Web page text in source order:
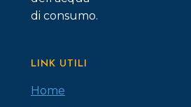
di consumo.
LINK UTILI
Home